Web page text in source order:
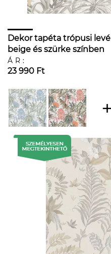
Dekor tapéta trópusi
beige és szürke színben
ÁR:
23 990 Ft